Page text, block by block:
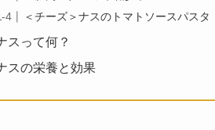
＜チーズ＞ナスのトマトソースパスタ
スって何？
スの栄養と効果